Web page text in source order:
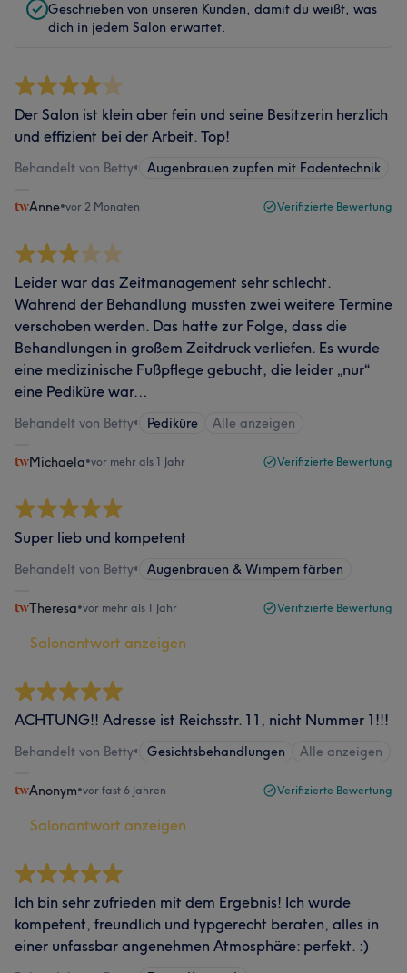
Geschrieben von unseren Kunden, damit du weißt, was
dich in jedem Salon erwartet.
Der Salon ist klein aber fein und seine Besitzerin herzlich
und effizient bei der Arbeit. Top!
Behandelt von Betty• Augenbrauen zupfen mit Fadentechnik
Anne•vor 2 Monaten Verifizierte Bewertung
Leider war das Zeitmanagement sehr schlecht.
Während der Behandlung mussten zwei weitere Termine
verschoben werden. Das hatte zur Folge, dass die
Behandlungen in großem Zeitdruck verliefen. Es wurde
eine medizinische Fußpflege gebucht, die leider „nur“
eine Pediküre war…
Behandelt von Betty• Pediküre Alle anzeigen
Michaela•vor mehr als 1 Jahr Verifizierte Bewertung
Super lieb und kompetent
Behandelt von Betty• Augenbrauen & Wimpern färben
Theresa•vor mehr als 1 Jahr Verifizierte Bewertung
Salonantwort anzeigen
ACHTUNG!! Adresse ist Reichsstr. 11, nicht Nummer 1!!!
Behandelt von Betty• Gesichtsbehandlungen Alle anzeigen
Anonym•vor fast 6 Jahren Verifizierte Bewertung
Salonantwort anzeigen
Ich bin sehr zufrieden mit dem Ergebnis! Ich wurde
kompetent, freundlich und typgerecht beraten, alles in
einer unfassbar angenehmen Atmosphäre: perfekt. :)